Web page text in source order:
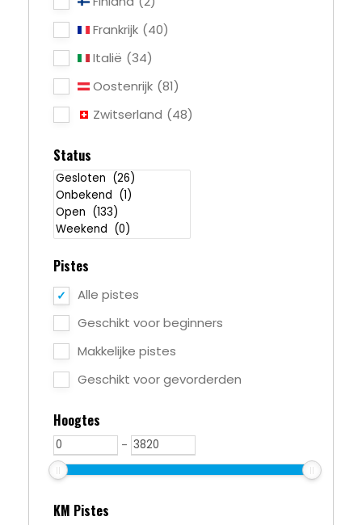
Frankrijk (40)
Italië (34)
Oostenrijk (81)
Zwitserland (48)
Status
Pistes
Alle pistes
Geschikt voor beginners
Makkelijke pistes
Geschikt voor gevorderden
Hoogtes
-
KM Pistes